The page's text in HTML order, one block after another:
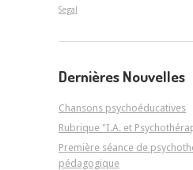
Segal
Dernières Nouvelles
Chansons psychoéducatives
Rubrique "I.A. et
Première séance de
pédagogique